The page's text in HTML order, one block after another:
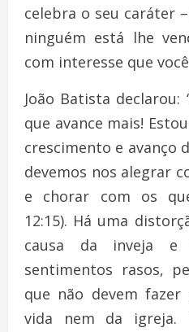
celebra o seu caráter
ninguém está lhe
com interesse que
João Batista declarou:
que avance mais!
crescimento e avanço
devemos nos alegrar
e chorar com os
12:15). Há uma
causa da inveja e
sentimentos rasos,
que não devem
vida nem da igreja.